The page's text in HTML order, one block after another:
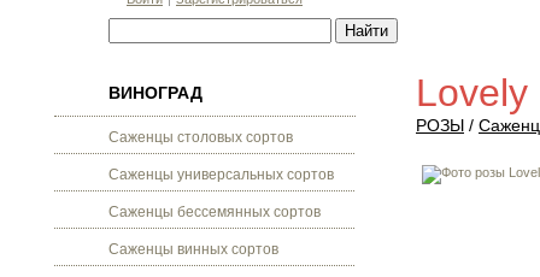
ВИНОГРАД
Саженцы столовых сортов
Саженцы универсальных сортов
Саженцы бессемянных сортов
Саженцы винных сортов
РОЗЫ /